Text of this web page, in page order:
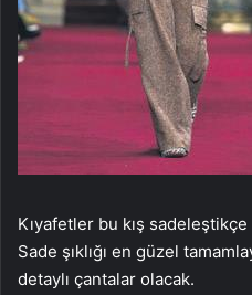
Kıyafetler bu kış
Sade şıklığı en güzel
detaylı çantalar olacak.